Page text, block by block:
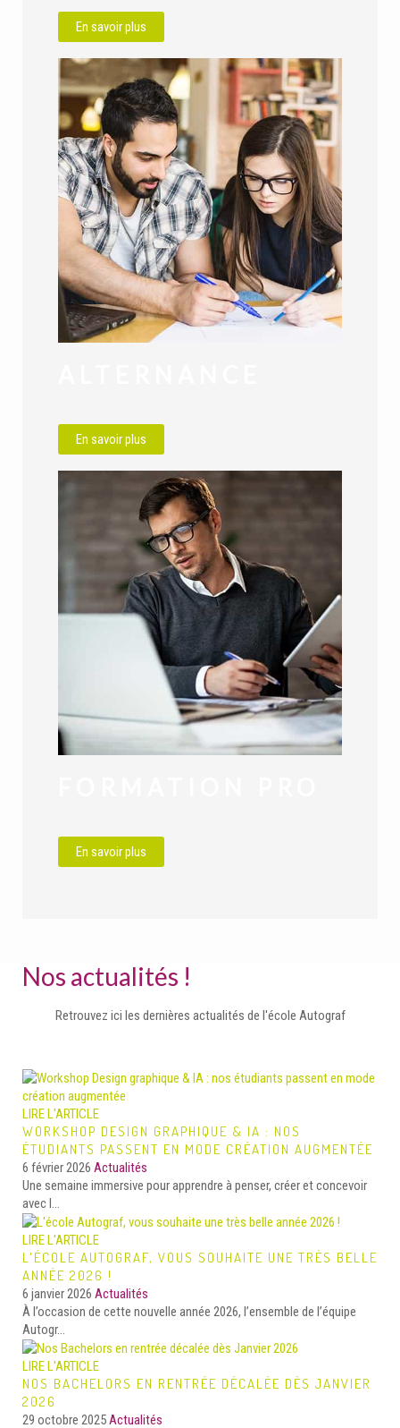
En savoir plus
En savoir plus
En savoir plus
Nos actualités !
Retrouvez ici les dernières actualités de l'école Autograf
LIRE L'ARTICLE
WORKSHOP DESIGN GRAPHIQUE & IA : NOS
ÉTUDIANTS PASSENT EN MODE CRÉATION AUGMENTÉE
6 février 2026 Actualités
Une semaine immersive pour apprendre à penser, créer et concevoir
avec l...
LIRE L'ARTICLE
L'ÉCOLE AUTOGRAF, VOUS SOUHAITE UNE TRÈS BELLE
ANNÉE 2026 !
6 janvier 2026 Actualités
À l’occasion de cette nouvelle année 2026, l’ensemble de l’équipe
Autogr...
LIRE L'ARTICLE
NOS BACHELORS EN RENTRÉE DÉCALÉE DÈS JANVIER
2026
29 octobre 2025Actualités